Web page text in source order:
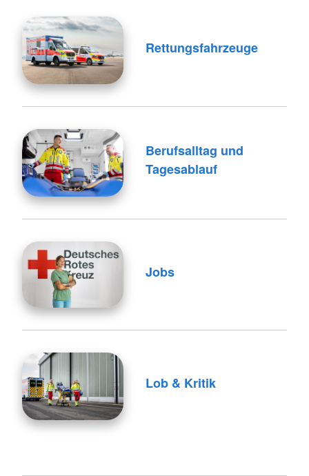
Rettungsfahrzeuge
Berufsalltag und
Tagesablauf
Jobs
Lob & Kritik